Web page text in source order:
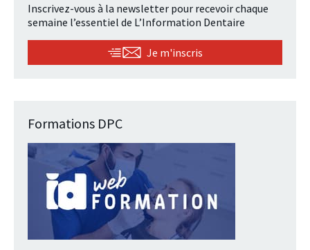
Inscrivez-vous à la newsletter pour recevoir chaque
semaine l’essentiel de L’Information Dentaire
Je m'inscris
Formations DPC